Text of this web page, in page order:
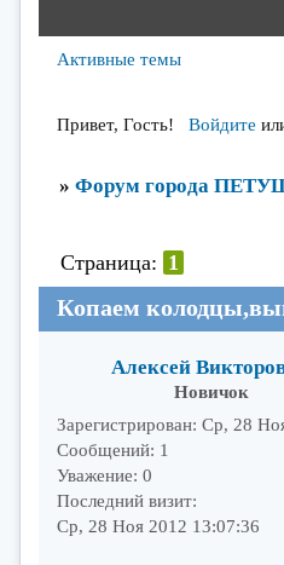
Активные темы
Привет, Гость! Войдите
» Форум города
Копаем
Страница: 1
Алексей
Новичок
Зарегистрирован: Ср, 28
Сообщений: 1
Уважение: 0
Последний визит:
Ср, 28 Ноя 2012 13:07:36